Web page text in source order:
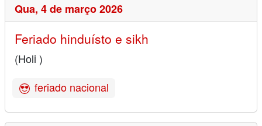
Qua, 4 de março 2026
Feriado hinduísto e sikh
(Holi )
feriado nacional